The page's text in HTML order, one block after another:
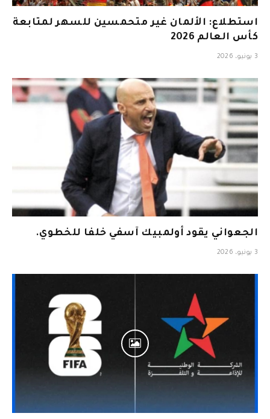
استطلاع: الألمان غير متحمسين للسهر لمتابعة
كأس العالم 2026
3 يونيو، 2026
الجعواني يقود أولمبيك آسفي خلفا للخطوي.
3 يونيو، 2026